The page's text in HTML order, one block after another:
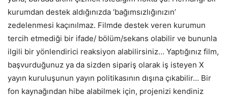
kurumdan destek aldığınızda ‘bağımsızlığınızın’
zedelenmesi kaçınılmaz. Filmde destek veren kurumun
tercih etmediği bir ifade/ bölüm/sekans olabilir ve bununla
ilgili bir yönlendirici reaksiyon alabilirsiniz… Yaptığınız film,
başvurduğunuz ya da sizden sipariş olarak iş isteyen X
yayın kuruluşunun yayın politikasının dışına çıkabilir… Bir
fon kaynağından hibe alabilmek için, projenizi kendiniz